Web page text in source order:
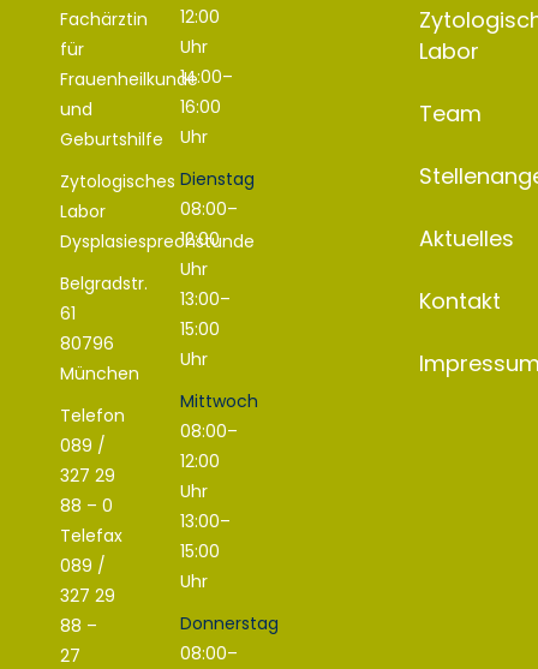
Fachärztin
für
Frauenheilkunde
und
Geburtshilfe
Zytologisches
Labor
Dysplasiesprechstunde
Belgradstr.
61
80796
München
Telefon
089 /
327 29
88 – 0
Telefax
089 /
327 29
88 –
27
12:00
Uhr
14:00–
16:00
Uhr
Dienstag
08:00–
12:00
Uhr
13:00–
15:00
Uhr
Mittwoch
08:00–
12:00
Uhr
13:00–
15:00
Uhr
Donnerstag
08:00–
Labor
Team
Aktuelles
Kontakt